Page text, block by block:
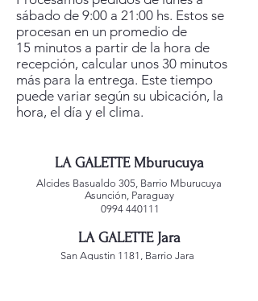
sábado de 9:00 a 21:00 hs. Estos se
procesan en un promedio de
15 minutos a partir de la hora de
recepción, calcular unos 30 minutos
más para la entrega. Este tiempo
puede variar según su ubicación, la
hora, el día y el clima.
LA GALETTE Mburucuya
Alcides Basualdo 305, Barrio Mburucuya
Asunción, Paraguay
0994 440111
LA GALETTE Jara
San Agustin 1181, Barrio Jara